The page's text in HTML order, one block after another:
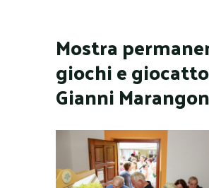
Mostra
giochi e
Gianni